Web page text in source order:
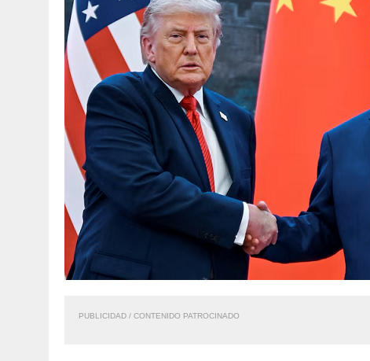
PUBLICIDAD / CONTENIDO PATROCINADO